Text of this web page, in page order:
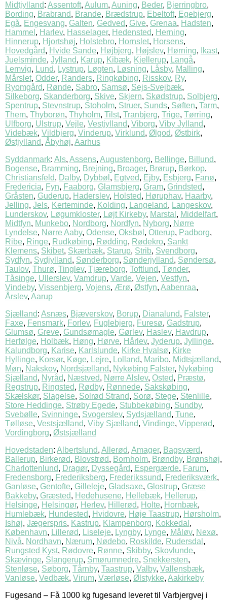
Midtjylland: Assentoft, Aulum, Auning, Beder, Bjerringbro,
Bording, Brabrand, Brande, Brædstrup, Ebeltoft, Egebjerg,
Egå, Engesvang, Galten, Gedved, Give, Grenaa, Hadsten,
Hammel , Harlev, Hasselager, Hedensted, Herning,
Hinnerup, Hjortshøj, Holstebro, Hornslet, Horsens,
Hovedgård, Hvide Sande, Højbjerg, Højslev, Hørning, Ikast,
Juelsminde, Jylland, Karup, Kibæk, Kjellerup, Langå,
Lemvig, Lund, Lystrup, Løgten, Løsning, Låsby, Malling,
Mårslet, Odder, Randers, Ringkøbing, Risskov, Ry,
Ryomgård, Rønde, Sabro, Samsø, Sejs-Svejbæk,
Silkeborg, Skanderborg, Skive, Skjern, Skødstrup, Solbjerg,
Spentrup, Stevnstrup, Stoholm, Struer, Sunds, Søften, Tarm,
Them, Thyborøn, Thyholm, Tilst, Tranbjerg, Trige, Tørring,
Ulfborg, Ulstrup, Vejle, Vestjylland, Viborg, Viby Jylland,
Videbæk, Vildbjerg, Vinderup, Virklund, Ølgod, Østbirk,
Østjylland, Åbyhøj, Aarhus
Syddanmark: Als, Assens, Augustenborg, Bellinge, Billund,
Bogense, Bramming, Brejning, Broager, Brørup, Børkop,
Christiansfeld, Dalby, Dybbøl , Egtved, Ejby, Esbjerg, Fanø,
Fredericia, Fyn, Faaborg, Glamsbjerg, Gram, Grindsted,
Gråsten, Guderup, Haderslev, Holsted, Høruphav, Haarby,
Jelling, Jels, Kerteminde, Kolding, Langeland, Langeskov,
Lunderskov, Løgumkloster, Løjt Kirkeby, Marstal , Middelfart,
Midtfyn, Munkebo, Nordborg, Nordfyn, Nyborg, Nørre
Lyndelse, Nørre Aaby, Odense, Oksbøl , Otterup, Padborg,
Ribe, Ringe, Rudkøbing, Rødding, Rødekro, Sankt
Klemens, Skibet, Skærbæk, Starup, Strib, Svendborg,
Sydfyn, Sydjylland, Sønderborg, Sønderjylland, Søndersø,
Taulov, Thurø, Tinglev, Tjæreborg, Toftlund, Tønder,
Tåsinge, Ullerslev, Vamdrup, Varde, Vejen, Vestfyn,
Vindeby, Vissenbjerg, Vojens, Ærø, Østfyn, Aabenraa,
Årslev, Aarup
Sjælland: Asnæs, Bjæverskov, Borup, Dianalund, Falster,
Faxe, Fensmark, Forlev, Fuglebjerg, Furesø, Gadstrup,
Glumsø, Greve, Gundsømagle, Gørlev, Haslev, Havdrup,
Herfølge, Holbæk, Høng, Hørve, Hårlev, Jyderup, Jyllinge,
Kalundborg, Karise, Karlslunde, Kirke Hvalsø, Kirke
Hyllinge, Korsør, Køge, Lejre, Lolland, Maribo, Midtsjælland,
Møn, Nakskov, Nordsjælland, Nykøbing Falster, Nykøbing
Sjælland, Nyråd, Næstved, Nørre Alslev, Osted, Præstø,
Regstrup, Ringsted, Rødby, Rønnede, Sakskøbing,
Skælskør, Slagelse, Solrød Strand, Sorø, Stege, Stenlille,
Store Heddinge, Strøby Egede, Stubbekøbing, Sundby,
Svebølle, Svinninge, Svogerslev, Sydsjælland, Tune,
Tølløse, Vestsjælland, Viby Sjælland, Vindinge, Vipperød,
Vordingborg, Østsjælland
Hovedstaden: Albertslund, Allerød, Amager, Bagsværd,
Ballerup, Birkerød, Blovstrød, Bornholm, Brøndby, Brønshøj,
Charlottenlund, Dragør, Dyssegård, Espergærde, Farum,
Fredensborg, Frederiksberg, Frederikssund, Frederiksværk,
Ganløse, Gentofte, Gilleleje, Gladsaxe, Glostrup, Græse
Bakkeby, Græsted, Hedehusene, Hellebæk, Hellerup,
Helsinge, Helsingør, Herlev, Hillerød, Holte, Hornbæk,
Humlebæk, Hundested, Hvidovre, Høje Taastrup, Hørsholm,
Ishøj, Jægerspris, Kastrup, Klampenborg, Kokkedal ,
København, Lillerød, Liseleje, Lyngby, Lynge, Måløv, Nexø,
Nivå, Nordhavn, Nærum, Nødebo, Roskilde, Rudersdal ,
Rungsted Kyst, Rødovre, Rønne, Skibby, Skovlunde,
Skævinge, Slangerup, Smørumnedre, Snekkersten,
Stenløse, Søborg, Tårnby, Taastrup, Valby, Vallensbæk,
Vanløse, Vedbæk, Virum, Værløse, Ølstykke, Aakirkeby
Fugesand – Få 1000 kg fugesand leveret til Varbjergvej i